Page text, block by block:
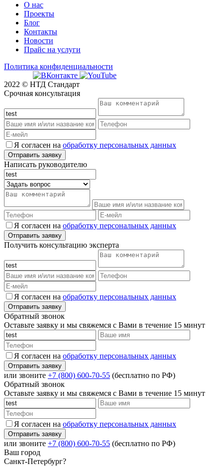
О нас
Проекты
Блог
Контакты
Новости
Прайс на услуги
Политика конфиденциальности
2022 © НТД Стандарт
Срочная консультация
Я согласен на обработку персональных данных
Написать руководителю
Я согласен на обработку персональных данных
Получить консультацию эксперта
Я согласен на обработку персональных данных
Обратный звонок
Оставьте заявку и мы свяжемся с Вами в течение 15 минут
Я согласен на обработку персональных данных
или звоните +7 (800) 600-70-55 (бесплатно по РФ)
Обратный звонок
Оставьте заявку и мы свяжемся с Вами в течение 15 минут
Я согласен на обработку персональных данных
или звоните +7 (800) 600-70-55 (бесплатно по РФ)
Ваш город
Санкт-Петербург?